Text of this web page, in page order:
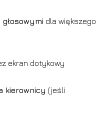
dla większego
ekran dotykowy
kierownicy (jeśli